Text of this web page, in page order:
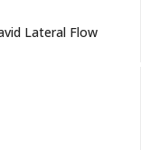
Lateral Flow